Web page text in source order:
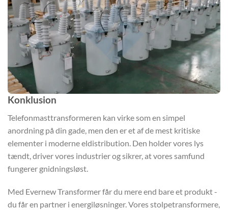
Konklusion
Telefonmasttransformeren kan virke som en simpel
anordning på din gade, men den er et af de mest kritiske
elementer i moderne eldistribution. Den holder vores lys
tændt, driver vores industrier og sikrer, at vores samfund
fungerer gnidningsløst.
Med Evernew Transformer får du mere end bare et produkt -
du får en partner i energiløsninger. Vores stolpetransformere,